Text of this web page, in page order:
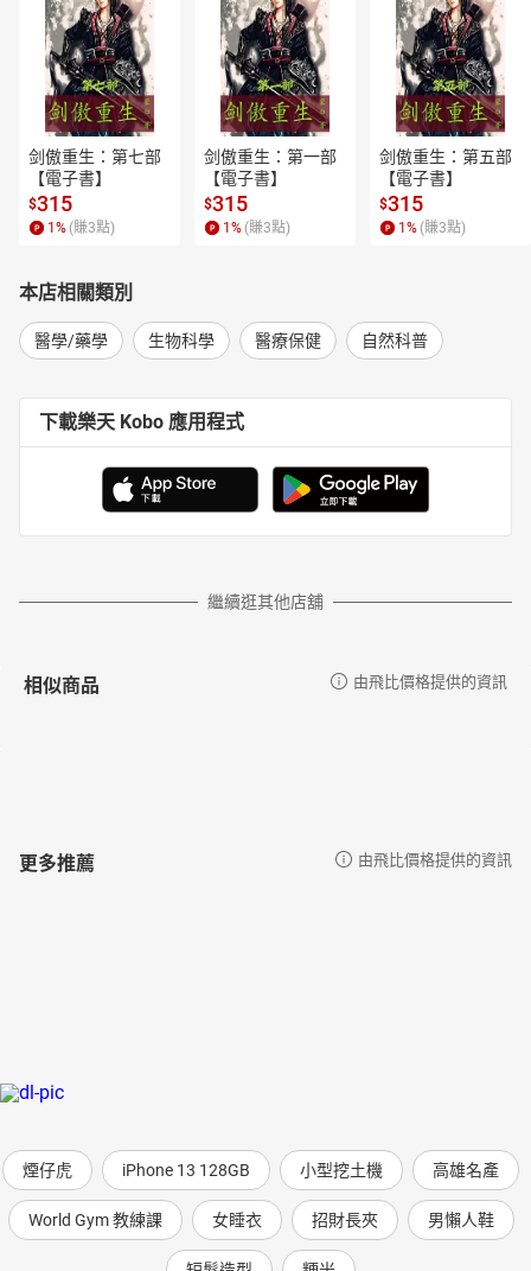
剑傲重生：第七部
【電子書】
$315
1 % (賺3點)
剑傲重生：第一部
【電子書】
$315
1 % (賺3點)
剑傲重生：第五部
【電子書】
$315
1 % (賺3點)
本店相關類別
醫學/藥學 生物科學 醫療保健 自然科普
下載樂天 Kobo 應用程式
繼續逛其他店舖
相似商品 由飛比價格提供的資訊
更多推薦 由飛比價格提供的資訊
煙仔虎 iPhone 13 128GB 小型挖土機 高雄名產
World Gym 教練課 女睡衣 招財長夾 男懶人鞋